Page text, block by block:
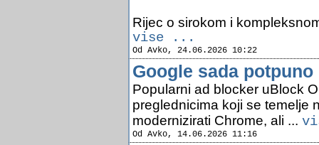
Rijec o sirokom i
vise ...
Od Avko, 24.06.2026 10:22
Google sada
Popularni ad blocker uBlock
preglednicima koji se temelje
modernizirati Chrome, ali ...
Od Avko, 14.06.2026 11:16